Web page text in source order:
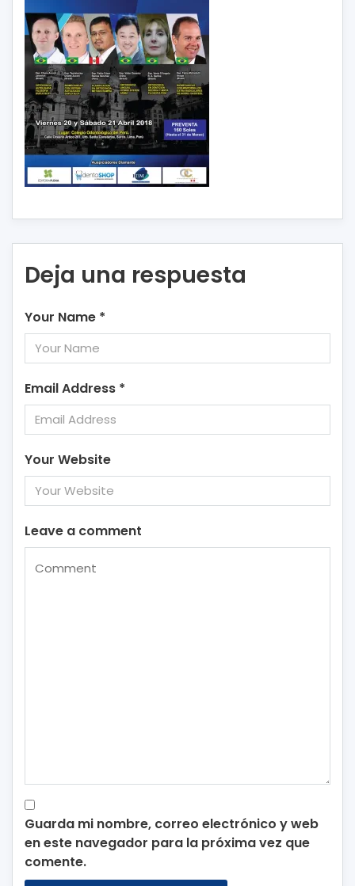
Deja una respuesta
Your Name *
Email Address *
Your Website
Leave a comment
Guarda mi nombre, correo electrónico y web
en este navegador para la próxima vez que
comente.